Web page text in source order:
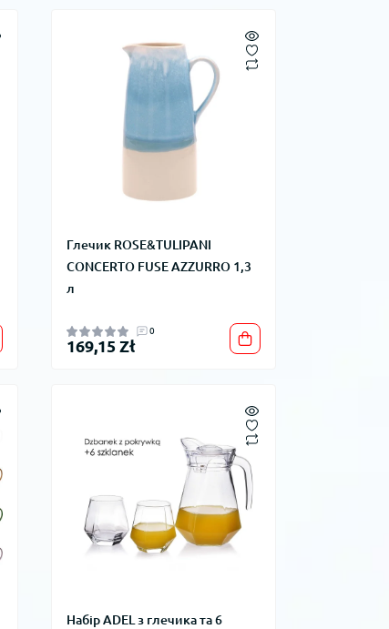
Глечик ROSE&TULIPANI
CONCERTO FUSE AZZURRO 1,3
л
0
169,15 Zł
Набір ADEL з глечика та 6